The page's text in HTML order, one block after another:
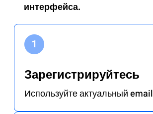
интерфейса.
Зарегистрируйтесь
Используйте актуальный